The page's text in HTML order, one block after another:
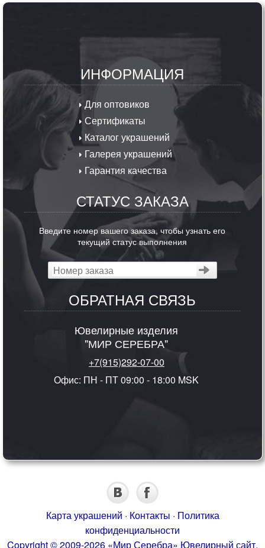
ИНФОРМАЦИЯ
Для оптовиков
Сертификаты
Каталог украшений
Галерея украшений
Гарантия качества
СТАТУС ЗАКАЗА
Введите номер вашего заказа, чтобы узнать его
текущий статус выполнения
ОБРАТНАЯ СВЯЗЬ
Ювелирные изделия
"МИР СЕРЕБРА"
+7(915)292-07-00
Офис: ПН - ПТ 09:00 - 18:00 MSK
Карта украшений · Контакты · Политика
конфиденциальности
Copyright © 2009-2026 «Мир Серебра» Ювелирный сайт.